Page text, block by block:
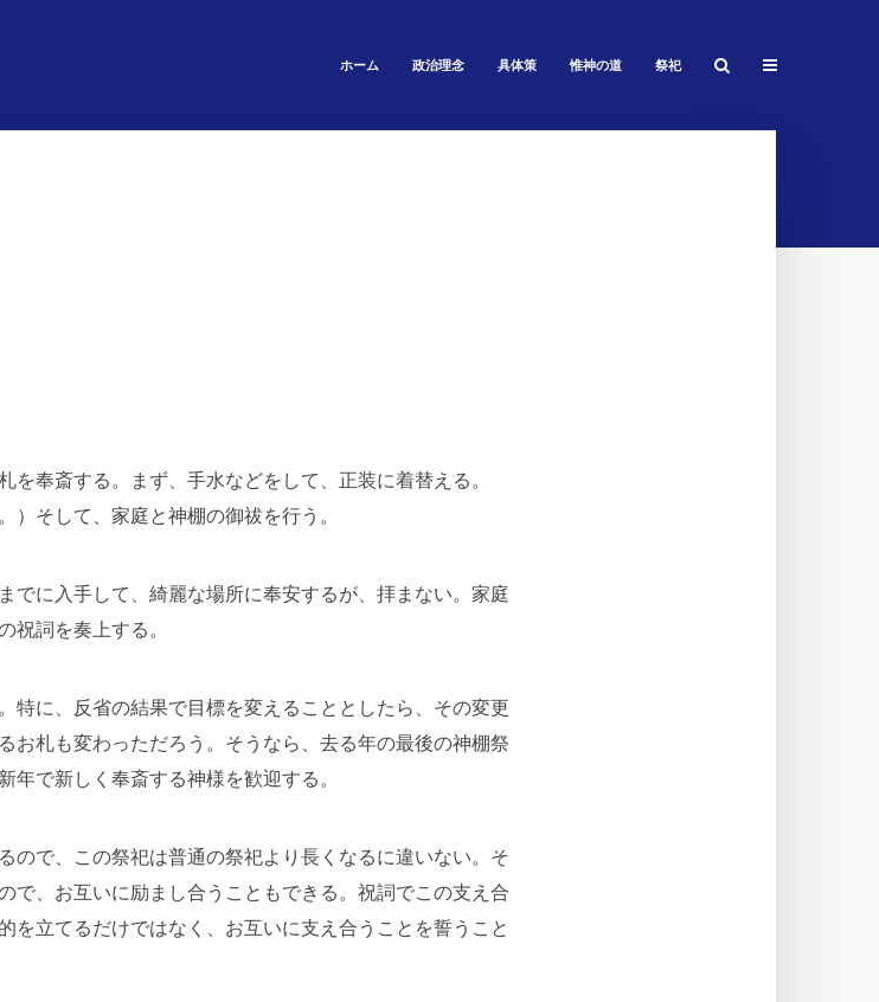
ホーム 政治理念 具体策 惟神の道 祭祀
を奉斎する。まず、手水などをして、正装に着替える。
）そして、家庭と神棚の御祓を行う。
でに入手して、綺麗な場所に奉安するが、拝まない。家庭
祝詞を奏上する。
特に、反省の結果で目標を変えることとしたら、その変更
お札も変わっただろう。そうなら、去る年の最後の神棚祭
で新しく奉斎する神様を歓迎する。
ので、この祭祀は普通の祭祀より長くなるに違いない。そ
で、お互いに励まし合うこともできる。祝詞でこの支え合
を立てるだけではなく、お互いに支え合うことを誓うこと